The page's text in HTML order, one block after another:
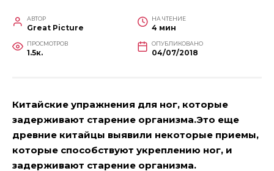
АВТОР
Great Picture
НА ЧТЕНИЕ
4 мин
ПРОСМОТРОВ
1.5к.
ОПУБЛИКОВАНО
04/07/2018
Китайские упражнения для ног, которые
задерживают старение организма.Это еще
древние китайцы выявили некоторые приемы,
которые способствуют укреплению ног, и
задерживают старение организма.